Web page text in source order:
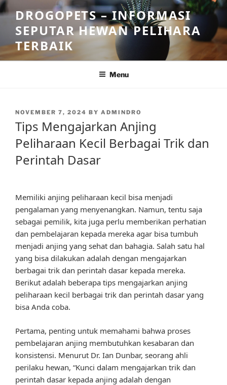
Skip
to
content
DROGOPETS – INFORMASI
SEPUTAR HEWAN PELIHARA
TERBAIK
Menu
POSTED
ON
NOVEMBER 7, 2024 BY ADMINDRO
Tips Mengajarkan Anjing
Peliharaan Kecil Berbagai Trik dan
Perintah Dasar
Memiliki anjing peliharaan kecil bisa menjadi
pengalaman yang menyenangkan. Namun, tentu saja
sebagai pemilik, kita juga perlu memberikan perhatian
dan pembelajaran kepada mereka agar bisa tumbuh
menjadi anjing yang sehat dan bahagia. Salah satu hal
yang bisa dilakukan adalah dengan mengajarkan
berbagai trik dan perintah dasar kepada mereka.
Berikut adalah beberapa tips mengajarkan anjing
peliharaan kecil berbagai trik dan perintah dasar yang
bisa Anda coba.
Pertama, penting untuk memahami bahwa proses
pembelajaran anjing membutuhkan kesabaran dan
konsistensi. Menurut Dr. Ian Dunbar, seorang ahli
perilaku hewan, “Kunci dalam mengajarkan trik dan
perintah dasar kepada anjing adalah dengan